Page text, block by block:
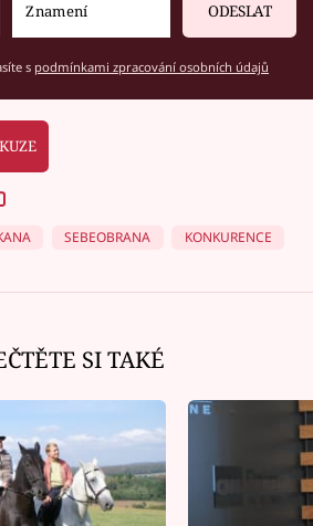
ODESLAT
s podmínkami zpracování osobních údajů
SEBEOBRANA KONKURENCE
SI TAKÉ